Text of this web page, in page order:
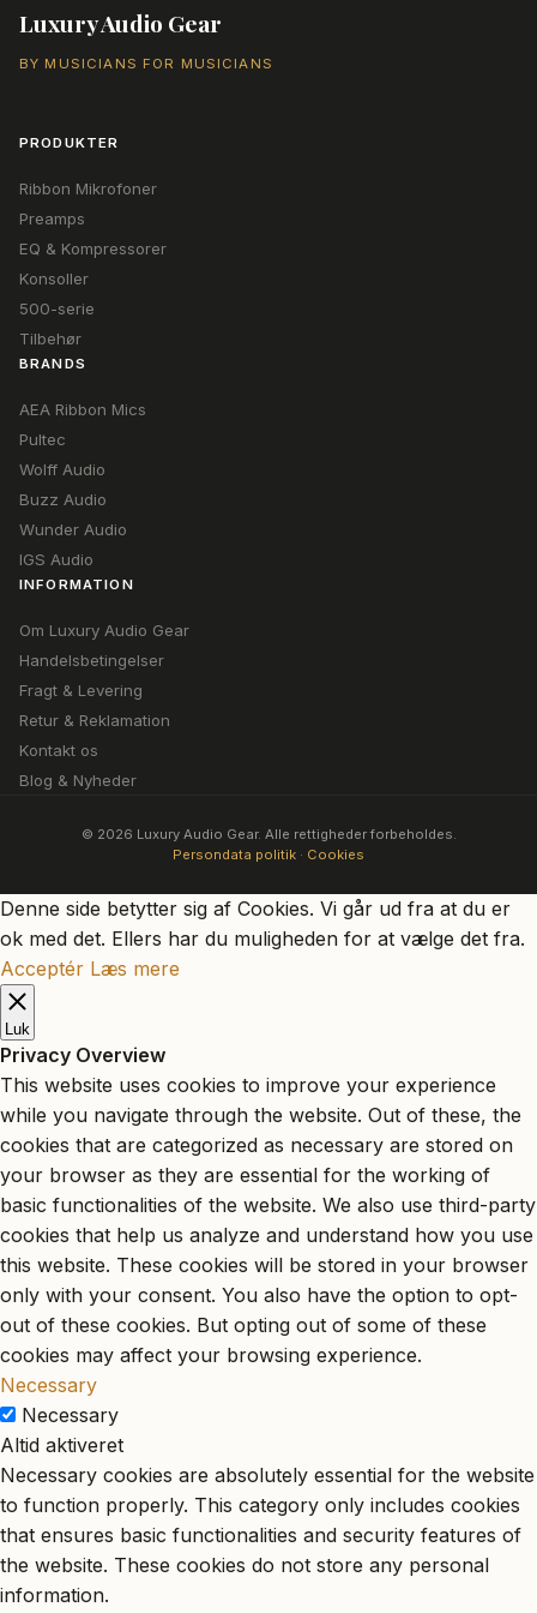
Luxury Audio Gear
BY MUSICIANS FOR MUSICIANS
PRODUKTER
Ribbon Mikrofoner
Preamps
EQ & Kompressorer
Konsoller
500-serie
Tilbehør
BRANDS
AEA Ribbon Mics
Pultec
Wolff Audio
Buzz Audio
Wunder Audio
IGS Audio
INFORMATION
Om Luxury Audio Gear
Handelsbetingelser
Fragt & Levering
Retur & Reklamation
Kontakt os
Blog & Nyheder
© 2026 Luxury Audio Gear. Alle rettigheder forbeholdes.
Persondata politik · Cookies
Denne side betytter sig af Cookies. Vi går ud fra at du er
ok med det. Ellers har du muligheden for at vælge det fra.
Acceptér Læs mere
Luk
Privacy Overview
This website uses cookies to improve your experience
while you navigate through the website. Out of these, the
cookies that are categorized as necessary are stored on
your browser as they are essential for the working of
basic functionalities of the website. We also use third-party
cookies that help us analyze and understand how you use
this website. These cookies will be stored in your browser
only with your consent. You also have the option to opt-
out of these cookies. But opting out of some of these
cookies may affect your browsing experience.
Necessary
Necessary
Altid aktiveret
Necessary cookies are absolutely essential for the website
to function properly. This category only includes cookies
that ensures basic functionalities and security features of
the website. These cookies do not store any personal
information.